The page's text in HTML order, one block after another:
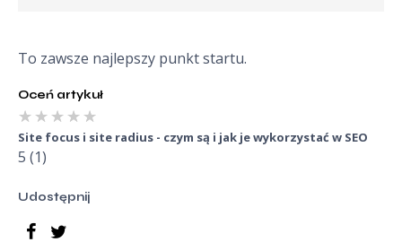
To zawsze najlepszy punkt startu.
Oceń artykuł
★ ★ ★ ★ ★
Site focus i site radius - czym są i jak je wykorzystać w SEO
5 (1)
Udostępnij